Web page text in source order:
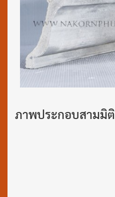
ภาพประกอบสามมิติ